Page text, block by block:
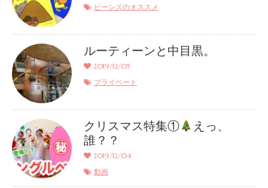
ビーンズのオススメ
ルーティーンと中目黒。
2019/12/05
プライベート
クリスマス特集①
えっ、
誰？？
2019/12/04
動画